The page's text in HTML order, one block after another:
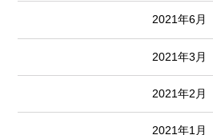
2021年6月
2021年3月
2021年2月
2021年1月